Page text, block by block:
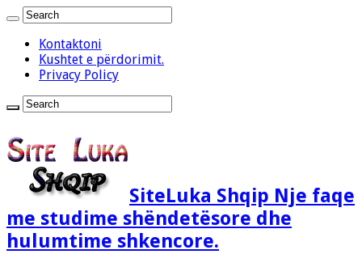
Kontaktoni
Kushtet e përdorimit.
Privacy Policy
SiteLuka Shqip Nje faqe
me studime shëndetësore dhe
hulumtime shkencore.